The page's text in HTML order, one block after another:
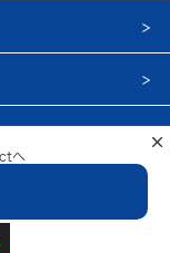
×
へ